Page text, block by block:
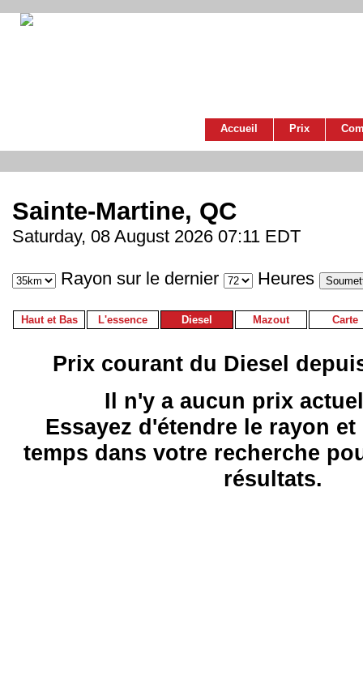
Accueil Prix
Sainte-Martine, QC
Saturday, 08 August 2026 07:11 EDT
Rayon sur le dernier Heures
Haut et Bas L'essence Diesel Mazout Carte
Prix courant du Diesel
Il n'y a aucun prix
Essayez d'étendre le rayon
temps dans votre recherche
résultats.